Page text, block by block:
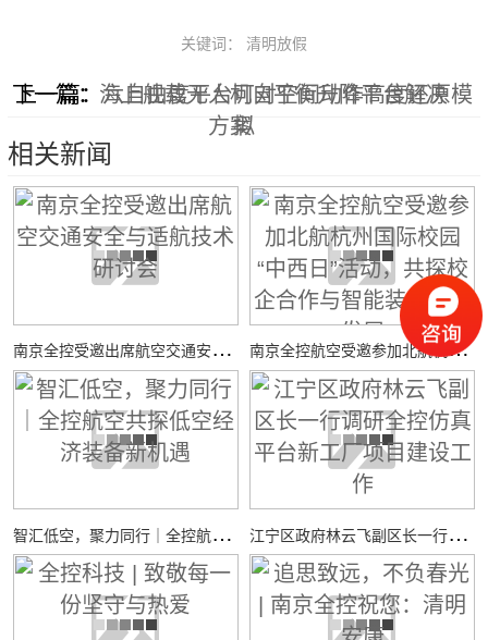
关键词： 清明放假
上一篇：六自由度平台可对空间动作高度还原模
拟
下一篇： 海上舰载无人机自平衡升降平台解决
方案
相关新闻
南
京全控受邀出席航空交通安全与适航技术研讨会 南
京全控航空受邀参加北航杭州国际校园“中西日”活动，共探校企合作与智能装备创新发展
智
汇低空，聚力同行｜全控航空共探低空经济装备新机遇 江
宁区政府林云飞副区长一行调研全控仿真平台新工厂项目建设工作